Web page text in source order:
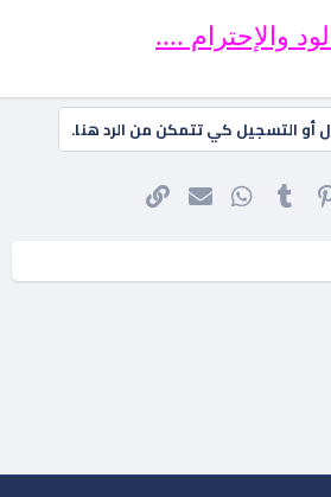
والإحترام ....
أو التسجيل كي تتمكن من الرد هنا.
Pinterest
Tumblr
WhatsAppالبريد الإلكتروني